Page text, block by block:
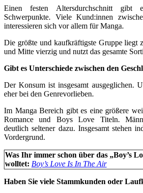
Einen festen Altersdurchschnitt
Schwerpunkte. Viele Kund:innen
interessieren sich vor allem für Manga.
Die größte und kaufkräftigste Gruppe liegt
und Mitte vierzig und nutzt das gesamte
Gibt es Unterschiede zwischen den
Der Konsum ist insgesamt ausgeglichen.
eher bei den Genrevorlieben.
Im Manga Bereich gibt es eine größere
Romance und Boys Love Titeln.
deutlich seltener dazu. Insgesamt stehen
Vordergrund.
Was Ihr immer schon über das „Boy’s
wolltet: Boy’s Love Is In The Air
Haben Sie viele Stammkunden oder